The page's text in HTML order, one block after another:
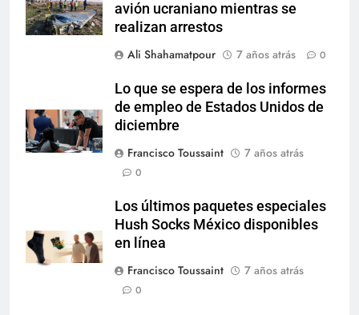
avión ucraniano mientras se
realizan arrestos
Ali Shahamatpour
7 años atrás 0
Lo que se espera de los informes
de empleo de Estados Unidos de
diciembre
Francisco Toussaint
7 años atrás
0
Los últimos paquetes especiales
Hush Socks México disponibles
en línea
Francisco Toussaint
7 años atrás
0